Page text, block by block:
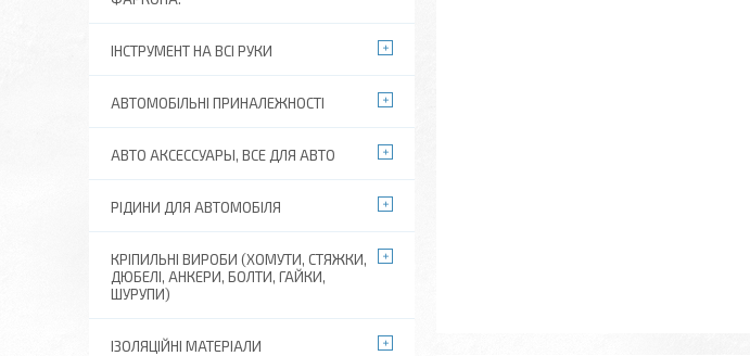
ІНСТРУМЕНТ НА ВСІ РУКИ
АВТОМОБІЛЬНІ ПРИНАЛЕЖНОСТІ
АВТО АКСЕССУАРЫ, ВСЕ ДЛЯ АВТО
РІДИНИ ДЛЯ АВТОМОБІЛЯ
КРІПИЛЬНІ ВИРОБИ (ХОМУТИ, СТЯЖКИ,
ДЮБЕЛІ, АНКЕРИ, БОЛТИ, ГАЙКИ,
ШУРУПИ)
ІЗОЛЯЦІЙНІ МАТЕРІАЛИ